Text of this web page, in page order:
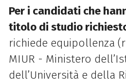
Per i candidati che
titolo di studio
richiede equipollenza
MIUR - Ministero
dell’Università e della